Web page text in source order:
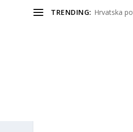
TRENDING: Hrvatska